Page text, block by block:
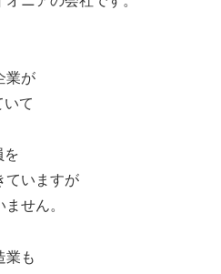
業が
て
を
ていますが
せん。
業も